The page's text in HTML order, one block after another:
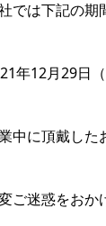
では下記の期
年12月29日
中に頂戴した
ご迷惑をおか